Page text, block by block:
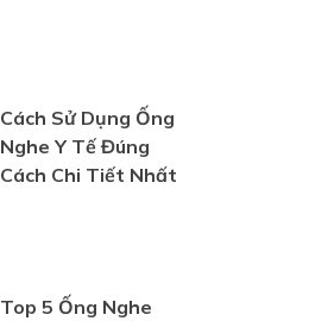
Cách Sử Dụng Ống
Nghe Y Tế Đúng
Cách Chi Tiết Nhất
Top 5 Ống Nghe